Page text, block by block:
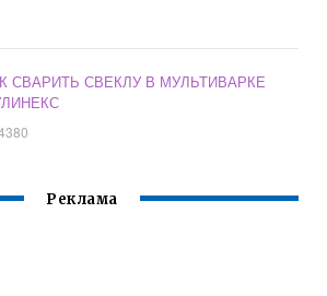
СВАРИТЬ СВЕКЛУ В МУЛЬТИВАРКЕ
Реклама